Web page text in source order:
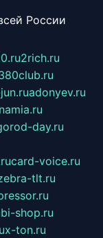
России
2rich.ru
adonyev.ru
day.ru
card-voice.ru
tlt.ru
shop.ru
x-ton.ru